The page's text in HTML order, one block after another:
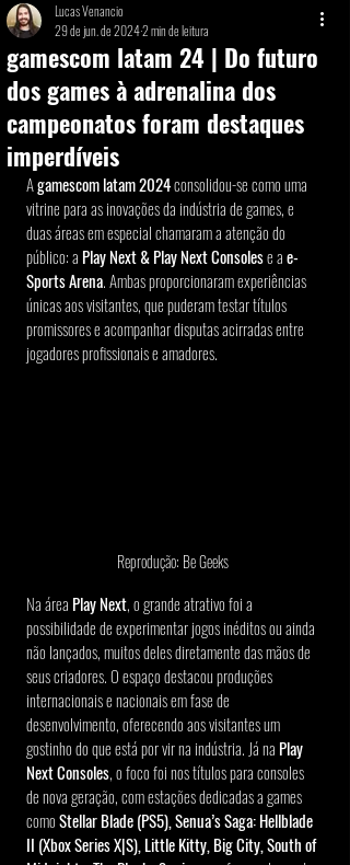
gamescom latam 24 | Do futuro
dos games à adrenalina dos
campeonatos foram destaques
imperdíveis
Lucas Venancio
29 de jun. de 20242 min de leitura
A gamescom latam 2024 consolidou-se como uma
vitrine para as inovações da indústria de games, e
duas áreas em especial chamaram a atenção do
público: a Play Next & Play Next Consoles e a e-
Sports Arena. Ambas proporcionaram experiências
únicas aos visitantes, que puderam testar títulos
promissores e acompanhar disputas acirradas entre
jogadores profissionais e amadores.
Reprodução: Be Geeks
Na área Play Next, o grande atrativo foi a
possibilidade de experimentar jogos inéditos ou ainda
não lançados, muitos deles diretamente das mãos de
seus criadores. O espaço destacou produções
internacionais e nacionais em fase de
desenvolvimento, oferecendo aos visitantes um
gostinho do que está por vir na indústria. Já na Play
Next Consoles, o foco foi nos títulos para consoles
de nova geração, com estações dedicadas a games
como Stellar Blade (PS5), Senua’s Saga: Hellblade
II (Xbox Series X|S), Little Kitty, Big City, South of